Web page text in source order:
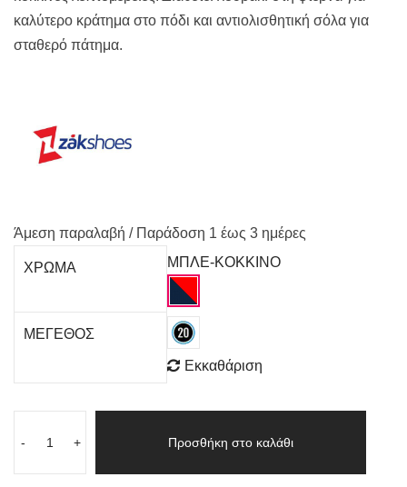
καλύτερο κράτημα στο πόδι και αντιολισθητική σόλα για
σταθερό πάτημα.
Άμεση παραλαβή / Παράδoση 1 έως 3 ημέρες
ΧΡΩΜΑ ΜΠΛΕ-ΚΟΚΚΙΝΟ
ΜΕΓΕΘΟΣ
Εκκαθάριση
- + Προσθήκη στο καλάθι